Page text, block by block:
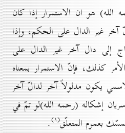
الله) هو ان الاستمرار إذا كان
غير الدال على الحكم، وإذا
إلى دال آخر غير الدال على
كذلك، فإنّ الاستمرار بمعناه
يكون مدلولاً آخر لدالّ آخر
إشكاله (رحمه الله)لو تمّ في
بعموم المتعلّق(۱) .